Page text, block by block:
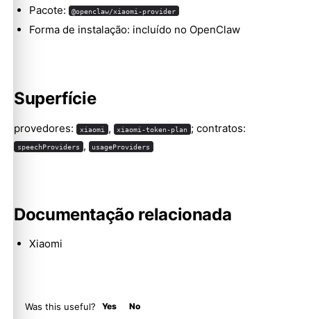
Pacote: @openclaw/xiaomi-provider
Forma de instalação: incluído no OpenClaw
Superfície
provedores: xiaomi , xiaomi-token-plan ; contratos:
speechProviders , usageProviders
Documentação relacionada
Xiaomi
Was this useful? Yes No
Molty